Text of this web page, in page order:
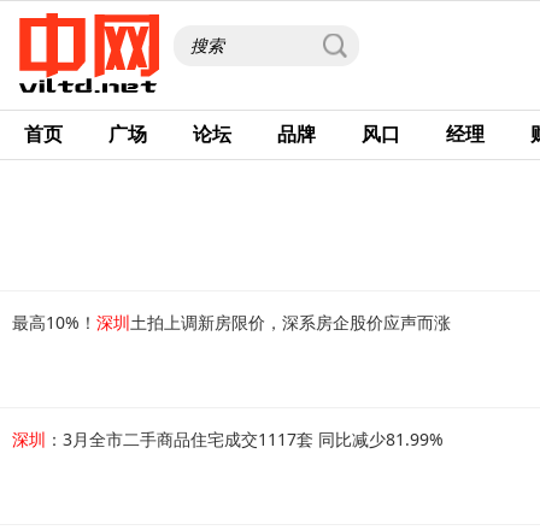
首页 广场 论坛 品牌 风口 经理
最高10%！ 深圳土拍上调新房限价，深系房企股价应声而涨
深圳 ：3月全市二手商品住宅成交1117套 同比减少81.99%